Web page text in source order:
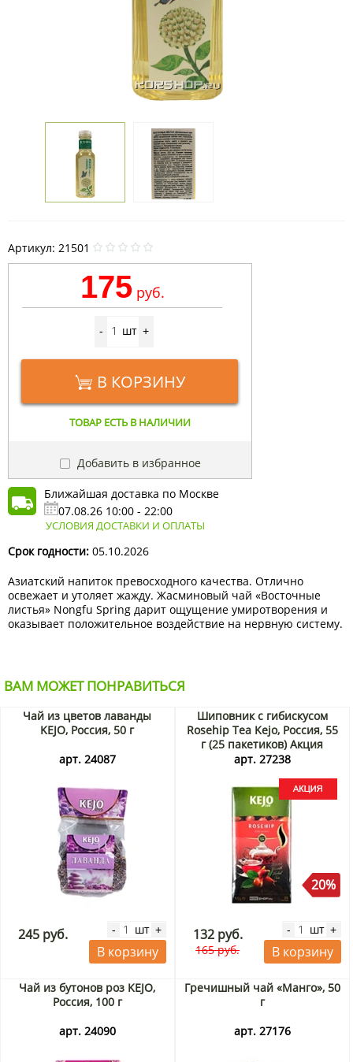
Артикул: 21501
175 руб.
- шт +
В КОРЗИНУ
ТОВАР ЕСТЬ В НАЛИЧИИ
Добавить в избранное
Ближайшая доставка по Москве
07.08.26 10:00 - 22:00
УСЛОВИЯ ДОСТАВКИ И ОПЛАТЫ
Срок годности: 05.10.2026
Азиатский напиток превосходного качества. Отлично
освежает и утоляет жажду. Жасминовый чай «Восточные
листья» Nongfu Spring дарит ощущение умиротворения и
оказывает положительное воздействие на нервную систему.
ВАМ МОЖЕТ ПОНРАВИТЬСЯ
Чай из цветов лаванды
KEJO, Россия, 50 г
арт. 24087
245 руб. - шт +
В корзину
Шиповник с гибискусом
Rosehip Tea Kejo, Россия, 55
г (25 пакетиков) Акция
арт. 27238
20%
132 руб.
165 руб.
- шт +
В корзину
Чай из бутонов роз KEJO,
Россия, 100 г
арт. 24090
Гречишный чай «Манго», 50
г
арт. 27176